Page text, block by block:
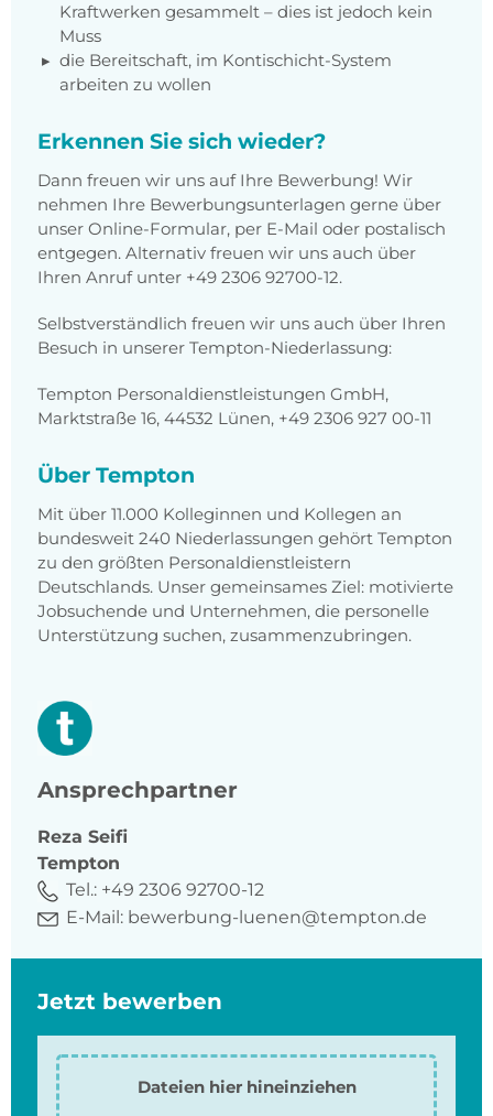
Kraftwerken gesammelt – dies ist jedoch kein
Muss
die Bereitschaft, im Kontischicht-System
arbeiten zu wollen
Erkennen Sie sich wieder?
Dann freuen wir uns auf Ihre Bewerbung! Wir
nehmen Ihre Bewerbungsunterlagen gerne über
unser Online-Formular, per E-Mail oder postalisch
entgegen. Alternativ freuen wir uns auch über
Ihren Anruf unter +49 2306 92700-12.
Selbstverständlich freuen wir uns auch über Ihren
Besuch in unserer Tempton-Niederlassung:
Tempton Personaldienstleistungen GmbH,
Marktstraße 16, 44532 Lünen, +49 2306 927 00-11
Über Tempton
Mit über 11.000 Kolleginnen und Kollegen an
bundesweit 240 Niederlassungen gehört Tempton
zu den größten Personaldienstleistern
Deutschlands. Unser gemeinsames Ziel: motivierte
Jobsuchende und Unternehmen, die personelle
Unterstützung suchen, zusammenzubringen.
Ansprechpartner
Reza Seifi
Tempton
Tel.: +49 2306 92700-12
E-Mail: bewerbung-luenen@tempton.de
Jetzt bewerben
Dateien hier hineinziehen